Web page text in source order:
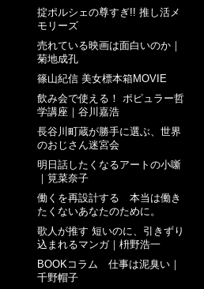
掟ポルシェの尊すぎ!! 推し活メ
モリーズ
売れている映画は面白いのか｜
菊地成孔
篠山紀信 美女標本箱MOVIE
飲み会で使える！ ポピュラー哲
学講座｜谷川嘉浩
長谷川町蔵が勝手に選ぶ、世界
のおじさん迷宮会
明日話したくなるアートの小噺
｜筧菜奈子
働くを再設計する 本当は働き
たくないあなたのために。
歌人が推す 短いのに、引きずり
込まれるマンガ｜枡野浩一
BOOKコラム 仕事は泥臭い｜
千野帽子